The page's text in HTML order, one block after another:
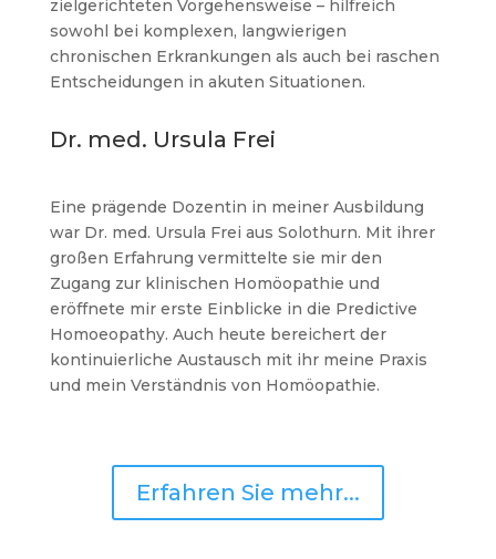
zielgerichteten Vorgehensweise – hilfreich
sowohl bei komplexen, langwierigen
chronischen Erkrankungen als auch bei raschen
Entscheidungen in akuten Situationen.
Dr. med. Ursula Frei
Eine prägende Dozentin in meiner Ausbildung
war Dr. med. Ursula Frei aus Solothurn. Mit ihrer
großen Erfahrung vermittelte sie mir den
Zugang zur klinischen Homöopathie und
eröffnete mir erste Einblicke in die Predictive
Homoeopathy. Auch heute bereichert der
kontinuierliche Austausch mit ihr meine Praxis
und mein Verständnis von Homöopathie.
Erfahren Sie mehr...